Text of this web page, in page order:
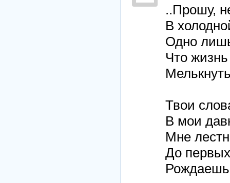
..Прошу,
В
Одно
Что
Твои
В мои
Мне
До